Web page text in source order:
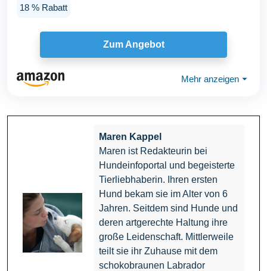
18 % Rabatt
Zum Angebot
Mehr anzeigen ⏷
Maren Kappel
Maren ist Redakteurin bei
Hundeinfoportal und begeisterte
Tierliebhaberin. Ihren ersten
Hund bekam sie im Alter von 6
Jahren. Seitdem sind Hunde und
deren artgerechte Haltung ihre
große Leidenschaft. Mittlerweile
teilt sie ihr Zuhause mit dem
schokobraunen Labrador